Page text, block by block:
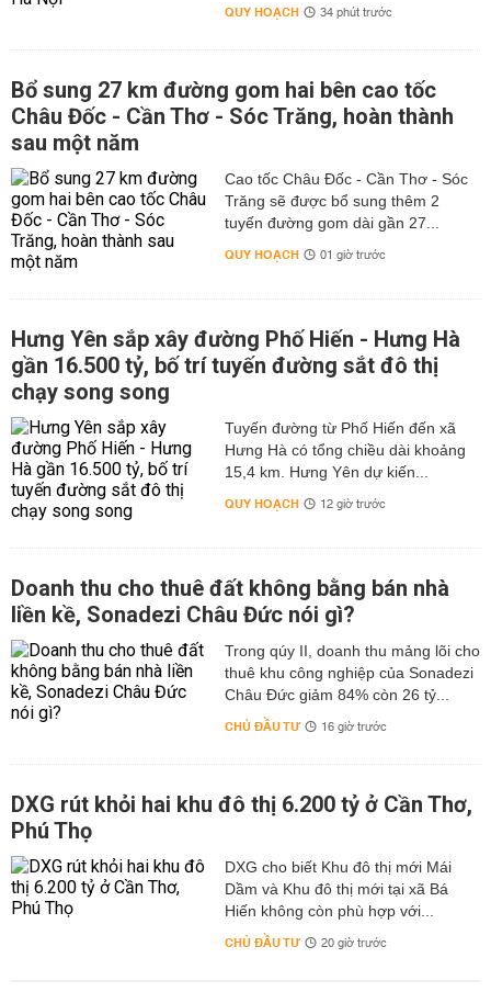
QUY HOẠCH 34 phút trước
Bổ sung 27 km đường gom hai bên cao tốc
Châu Đốc - Cần Thơ - Sóc Trăng, hoàn thành
sau một năm
Cao tốc Châu Đốc - Cần Thơ - Sóc
Trăng sẽ được bổ sung thêm 2
tuyến đường gom dài gần 27...
QUY HOẠCH 01 giờ trước
Hưng Yên sắp xây đường Phố Hiến - Hưng Hà
gần 16.500 tỷ, bố trí tuyến đường sắt đô thị
chạy song song
Tuyến đường từ Phố Hiến đến xã
Hưng Hà có tổng chiều dài khoảng
15,4 km. Hưng Yên dự kiến...
QUY HOẠCH 12 giờ trước
Doanh thu cho thuê đất không bằng bán nhà
liền kề, Sonadezi Châu Đức nói gì?
Trong qúy II, doanh thu mảng lõi cho
thuê khu công nghiệp của Sonadezi
Châu Đức giảm 84% còn 26 tỷ...
CHỦ ĐẦU TƯ 16 giờ trước
DXG rút khỏi hai khu đô thị 6.200 tỷ ở Cần Thơ,
Phú Thọ
DXG cho biết Khu đô thị mới Mái
Dầm và Khu đô thị mới tại xã Bá
Hiến không còn phù hợp với...
CHỦ ĐẦU TƯ 20 giờ trước